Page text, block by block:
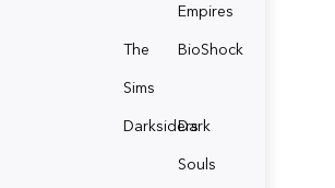
Empires
The
Sims
BioShock
Darksiders
Dark
Souls